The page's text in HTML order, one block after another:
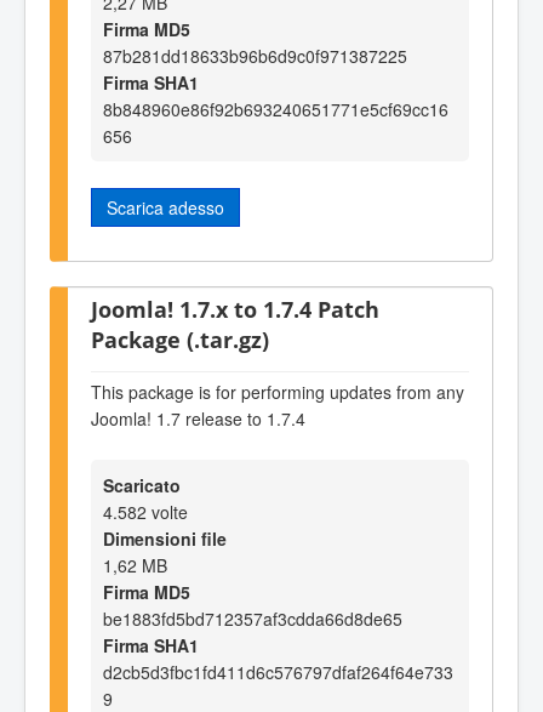
Firma MD5
87b281dd18633b96b6d9c0f971387225
Firma SHA1
8b848960e86f92b693240651771e5cf69cc16
656
Scarica adesso
Joomla! 1.7.x to 1.7.4 Patch
Package (.tar.gz)
This package is for performing updates from any
Joomla! 1.7 release to 1.7.4
Scaricato
4.582 volte
Dimensioni file
1,62 MB
Firma MD5
be1883fd5bd712357af3cdda66d8de65
Firma SHA1
d2cb5d3fbc1fd411d6c576797dfaf264f64e733
9